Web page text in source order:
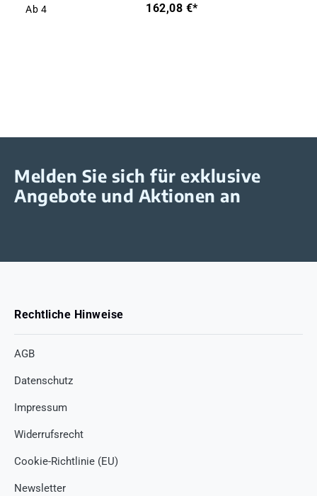
Ab 4 162,08 €*
Melden Sie sich für exklusive
Angebote und Aktionen an
Rechtliche Hinweise
AGB
Datenschutz
Impressum
Widerrufsrecht
Cookie-Richtlinie (EU)
Newsletter